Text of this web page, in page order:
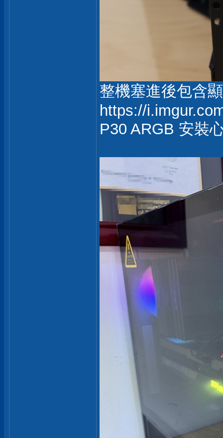
整機塞進後包含
https://
P30 ARGB 安裝